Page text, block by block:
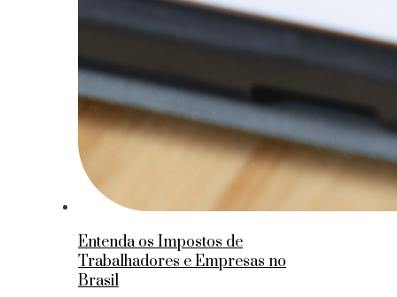
Entenda os Impostos de
Trabalhadores e Empresas no
Brasil